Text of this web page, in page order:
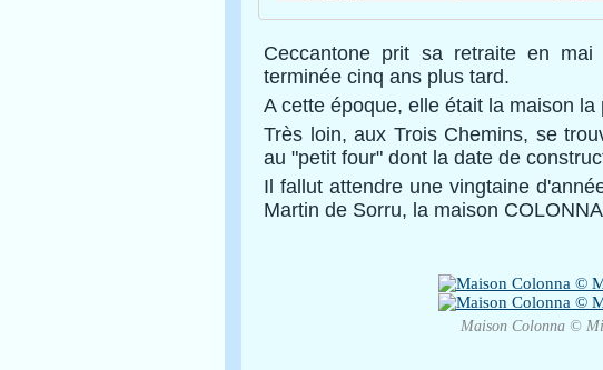
Ceccantone prit sa retraite en
terminée cinq ans plus tard.
A cette époque, elle était la maison
Très loin, aux Trois Chemins, se
au "petit four" dont la date de
Il fallut attendre une vingtaine
Martin de Sorru, la maison
Maison Colonna ©